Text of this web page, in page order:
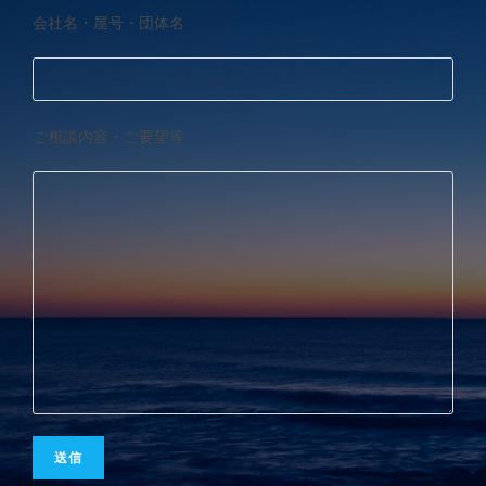
会社名・屋号・団体名
ご相談内容・ご要望等